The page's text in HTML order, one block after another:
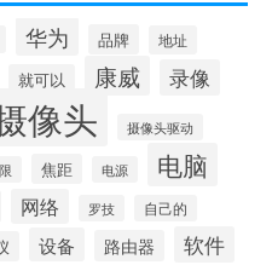
华为 品牌 地址
就可以 康威 录像
像头 摄像头驱动
焦距 电源 电脑
网络 罗技 自己的
设备 路由器
软件